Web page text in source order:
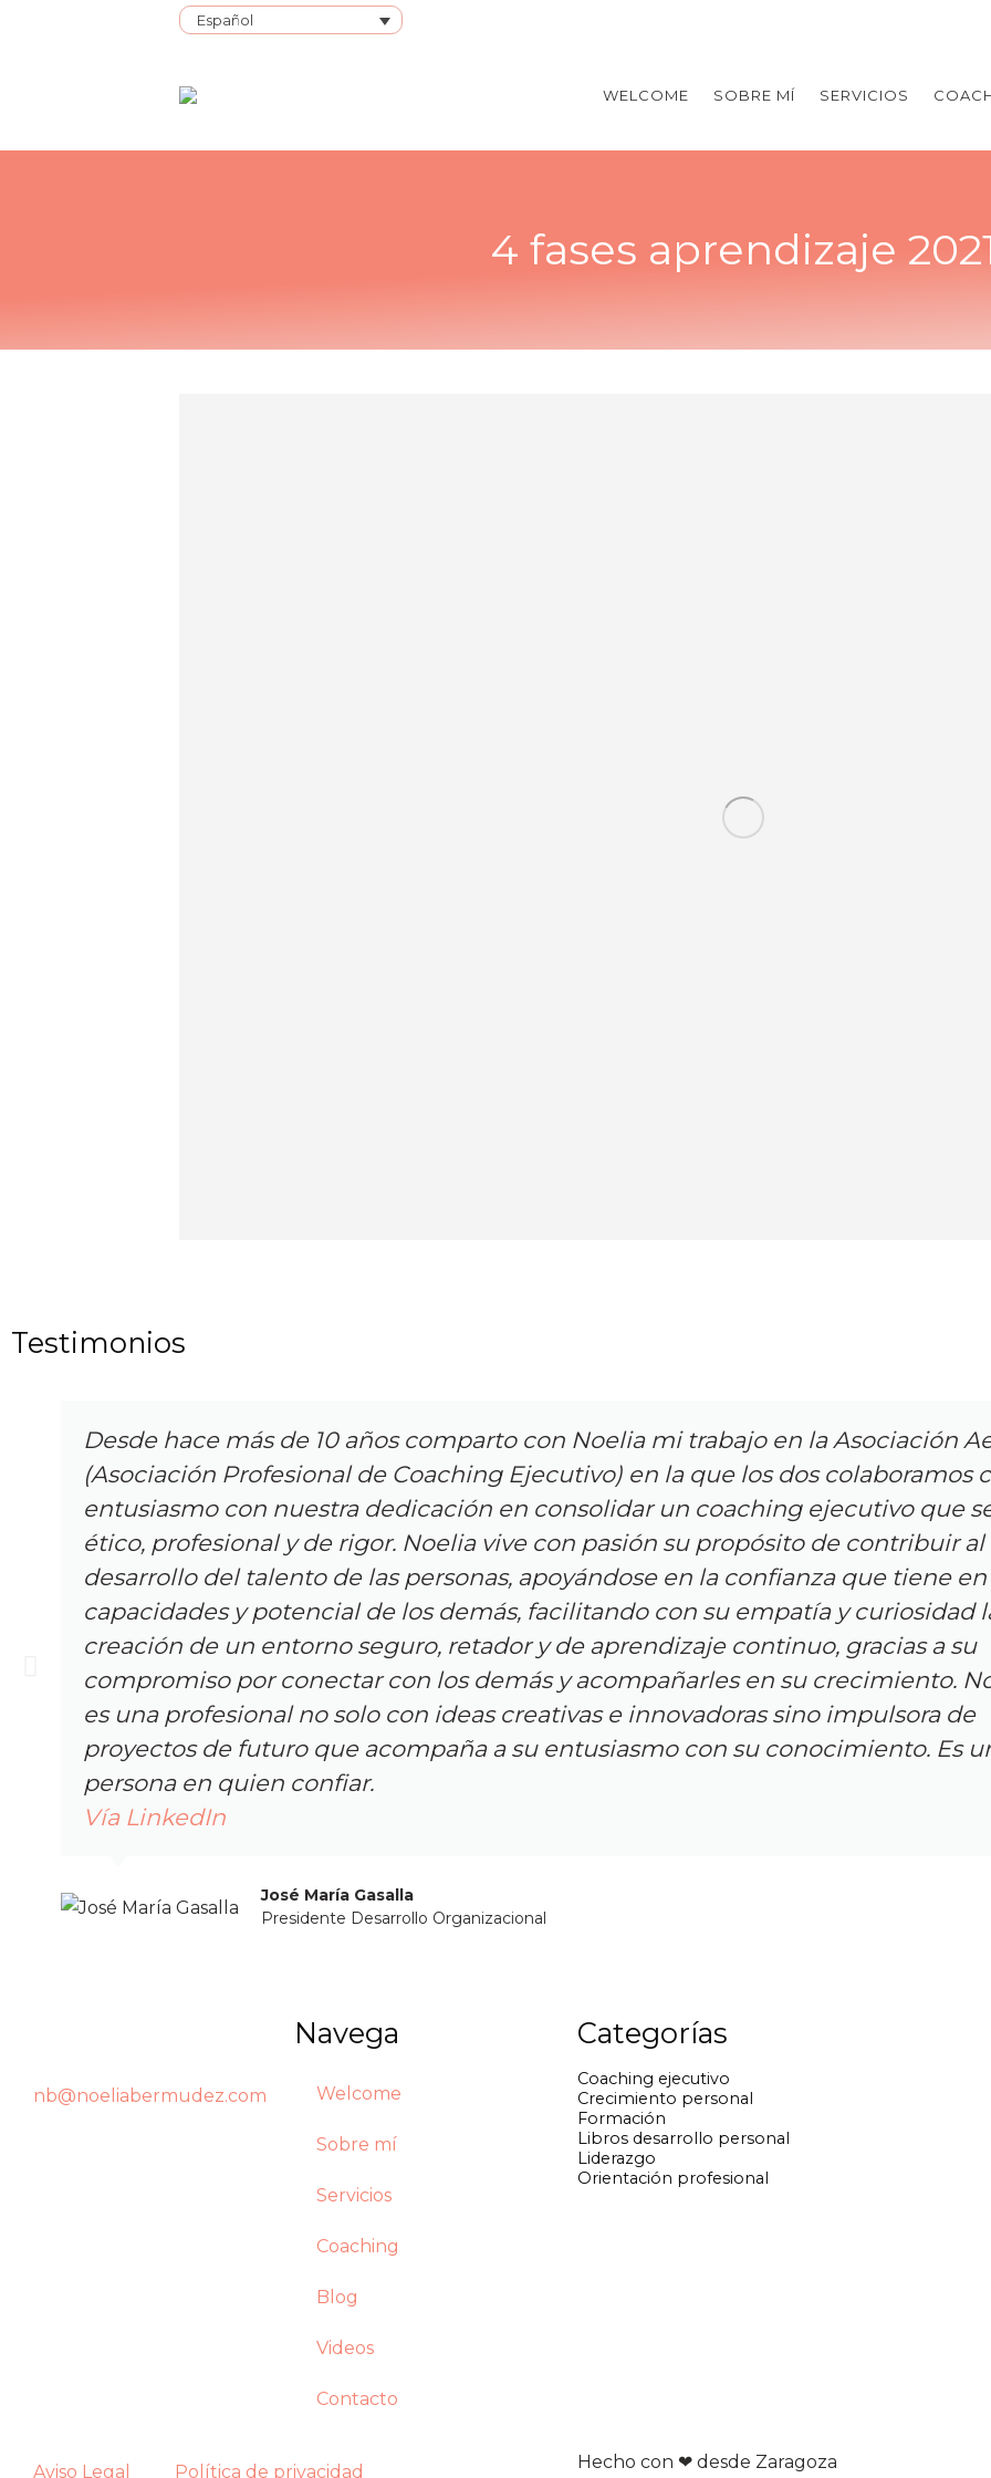
Español
WELCOME SOBRE MÍ SERVICIOS
4 fases aprendizaje
Testimonios
Desde hace más de 10 años comparto con Noelia mi trabajo en la Asociación
(Asociación Profesional de Coaching Ejecutivo) en la que los dos colaboramos
entusiasmo con nuestra dedicación en consolidar un coaching ejecutivo que
ético, profesional y de rigor. Noelia vive con pasión su propósito de contribuir al
desarrollo del talento de las personas, apoyándose en la confianza que tiene en
capacidades y potencial de los demás, facilitando con su empatía y curiosidad
creación de un entorno seguro, retador y de aprendizaje continuo, gracias a su
compromiso por conectar con los demás y acompañarles en su crecimiento.
es una profesional no solo con ideas creativas e innovadoras sino impulsora de
proyectos de futuro que acompaña a su entusiasmo con su conocimiento. Es
persona en quien confiar.
Vía LinkedIn
José María Gasalla
Presidente Desarrollo Organizacional
nb@noeliabermudez.com
Navega
Welcome
Sobre mí
Servicios
Coaching
Blog
Videos
Contacto
Categorías
Coaching ejecutivo
Crecimiento personal
Formación
Libros desarrollo personal
Liderazgo
Orientación profesional
Aviso Legal Política de privacidad Hecho con ❤ desde Zaragoza